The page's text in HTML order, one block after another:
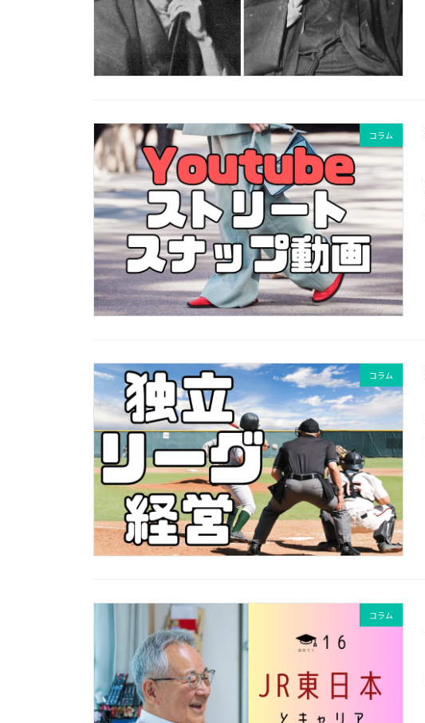
コラム
コラム
コラム